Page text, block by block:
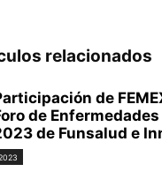
relacionados
de
de Enfermedades
de Funsalud e